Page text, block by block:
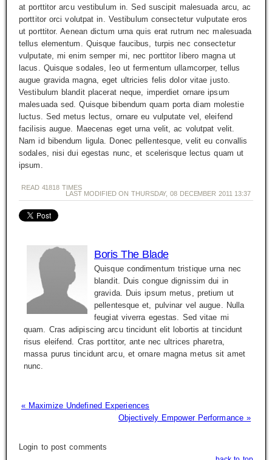
at porttitor arcu vestibulum in. Sed suscipit malesuada arcu, ac
porttitor orci volutpat in. Vestibulum consectetur vulputate eros
ut porttitor. Aenean dictum urna quis erat rutrum nec malesuada
tellus elementum. Quisque faucibus, turpis nec consectetur
vulputate, mi enim semper mi, nec porttitor libero magna ut
lacus. Quisque sodales, leo ut fermentum ullamcorper, tellus
augue gravida magna, eget ultricies felis dolor vitae justo.
Vestibulum blandit placerat neque, imperdiet ornare ipsum
malesuada sed. Quisque bibendum quam porta diam molestie
luctus. Sed metus lectus, ornare eu vulputate vel, eleifend
facilisis augue. Maecenas eget urna velit, ac volutpat velit.
Nam id bibendum ligula. Donec pellentesque, velit eu convallis
sodales, nisi dui egestas nunc, et scelerisque lectus quam ut
ipsum.
READ 41818 TIMES
LAST MODIFIED ON THURSDAY, 08 DECEMBER 2011 13:37
Boris The Blade
Quisque condimentum tristique urna nec
blandit. Duis congue dignissim dui in
gravida. Duis ipsum metus, pretium ut
pellentesque et, pulvinar vel augue. Nulla
feugiat viverra egestas. Sed vitae mi
quam. Cras adipiscing arcu tincidunt elit lobortis at tincidunt
risus eleifend. Cras porttitor, ante nec ultrices pharetra,
massa purus tincidunt arcu, et ornare magna metus sit amet
nunc.
« Maximize Undefined Experiences
Objectively Empower Performance »
Login to post comments